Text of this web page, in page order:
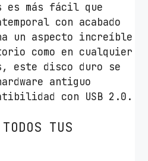
más fácil que
con acabado
un aspecto increíble
como en cualquier
este disco duro se
antiguo
con USB 2.0.
TUS